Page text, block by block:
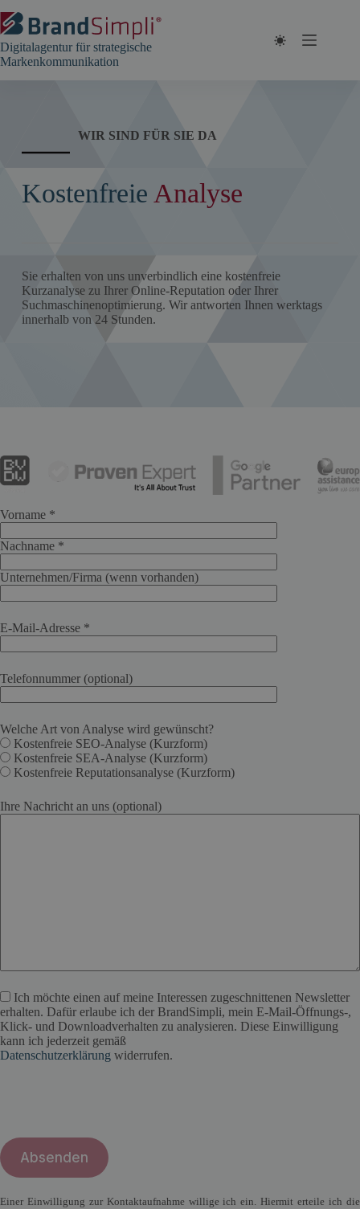
Inhalt
springen
Digitalagentur für strategische
Markenkommunikation
WIR SIND FÜR SIE DA
Kostenfreie Analyse
Sie erhalten von uns unverbindlich eine kostenfreie
Kurzanalyse zu Ihrer Online-Reputation oder Ihrer
Suchmaschinenoptimierung. Wir antworten Ihnen werktags
innerhalb von 24 Stunden.
Vorname *
Nachname *
Unternehmen/Firma (wenn vorhanden)
E-Mail-Adresse *
Telefonnummer (optional)
Welche Art von Analyse wird gewünscht?
Kostenfreie SEO-Analyse (Kurzform)
Kostenfreie SEA-Analyse (Kurzform)
Kostenfreie Reputationsanalyse (Kurzform)
Ihre Nachricht an uns (optional)
Ich möchte einen auf meine Interessen zugeschnittenen Newsletter
erhalten. Dafür erlaube ich der BrandSimpli, mein E-Mail-Öffnungs-,
Klick- und Downloadverhalten zu analysieren. Diese Einwilligung
kann ich jederzeit gemäß
Datenschutzerklärung widerrufen.
Einer Einwilligung zur Kontaktaufnahme willige ich ein. Hiermit erteile ich die